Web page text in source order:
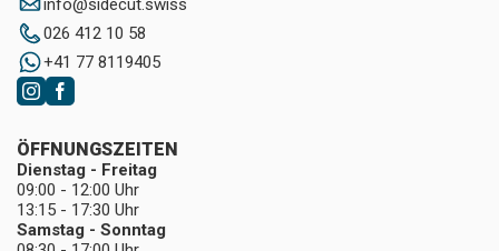
info@sidecut.swiss
026 412 10 58
+41 77 8119405
ÖFFNUNGSZEITEN
Dienstag - Freitag
09:00 - 12:00 Uhr
13:15 - 17:30 Uhr
Samstag - Sonntag